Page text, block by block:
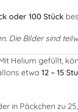
oder 100 Stück
Die Bilder sind
Helium gefüllt,
etwa 12 – 15
in Päckchen zu